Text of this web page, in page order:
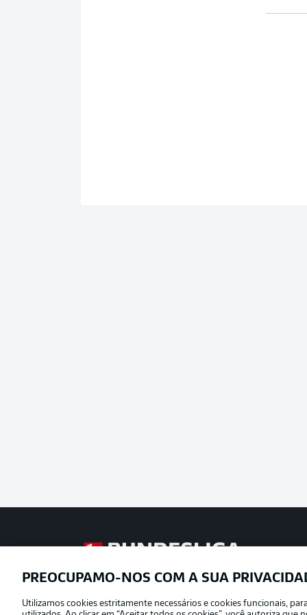
Football as it’s meant to be
Oferecido por
PREOCUPAMO-NOS COM A SUA
Utilizamos cookies estritamente necessários e cookies funcionais,